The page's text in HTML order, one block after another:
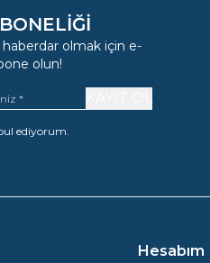
olmak için e-
olun!
ediyorum.
Hesabım